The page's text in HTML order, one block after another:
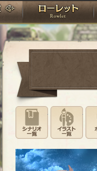
PandoraPartyProject
神殿
シナリオ一覧イ